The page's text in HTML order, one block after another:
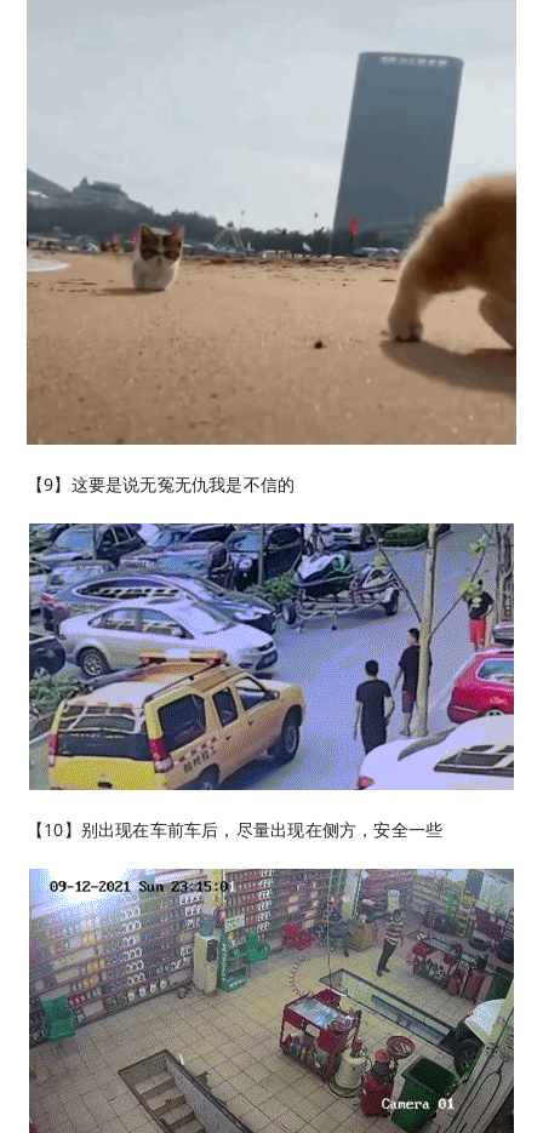
【9】这要是说无冤无仇我是不信的
【10】别出现在车前车后，尽量出现在侧方，安全一些